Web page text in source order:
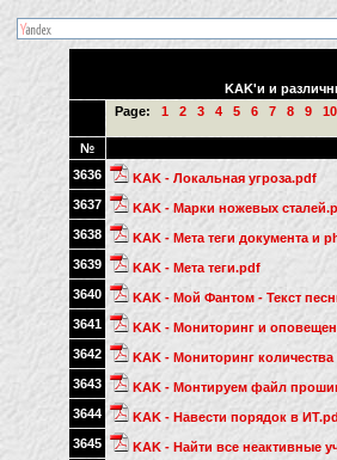
KAK'и и
Page:
1 2 3 4 5 6 7 8 9 10
№
3636
KAK - Локальная угроза.pdf
3637
KAK - Марки ножевых
3638
KAK - Мета теги документа и
3639
KAK - Мета теги.pdf
3640
KAK - Мой Фантом - Текст
3641
KAK - Мониторинг и
3642
KAK - Мониторинг количества
3643
KAK - Монтируем файл
3644
KAK - Навести порядок в
3645
KAK - Найти все неактивные